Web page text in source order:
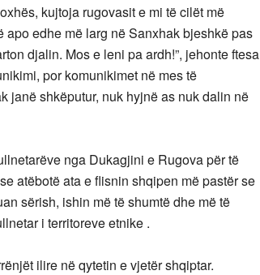
kujtoja rugovasit e mi të cilët më
edhe më larg në Sanxhak bjeshkë pas
djalin. Mos e leni pa ardh!”, jehonte ftesa
por komunikimet në mes të
janë shkëputur, nuk hyjnë as nuk dalin në
nga Dukagjini e Rugova për të
atëbotë ata e flisnin shqipen më pastër se
sërish, ishin më të shumtë dhe më të
i territoreve etnike .
ilire në qytetin e vjetër shqiptar.